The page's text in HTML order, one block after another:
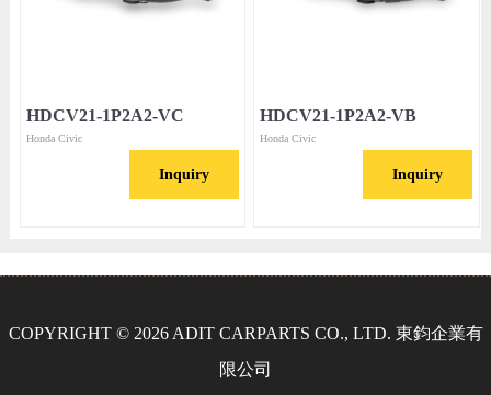
HDCV21-1P2A2-VC
Honda Civic
Inquiry
HDCV21-1P2A2-VB
Honda Civic
Inquiry
COPYRIGHT © 2026 ADIT CARPARTS CO., LTD. 東鈞企業有
限公司